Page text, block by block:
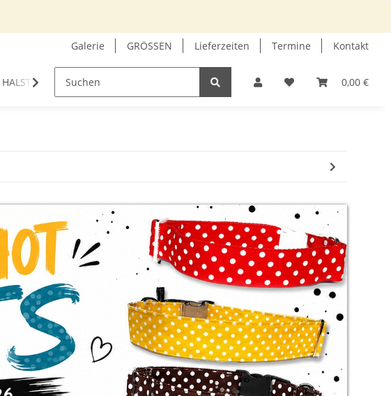
Galerie GRÖSSEN Lieferzeiten Termine Kontakt
0,00 €
HALSTUCH GUTSCHEIN INFOECKE